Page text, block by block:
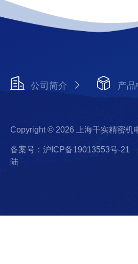
公司简介 产
Copyright © 2026 上海千实精密机
备案号：沪ICP备19013553号-21
陆